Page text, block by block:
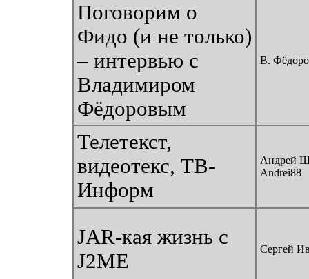
Поговорим о
Фидо (и не только)
– интервью с
Владимиром
Фёдоровым
В.
Телетекст,
видеотекс, ТВ-
Информ
Андрей
Andrei88
JAR-кая жизнь с
J2ME
Сергей